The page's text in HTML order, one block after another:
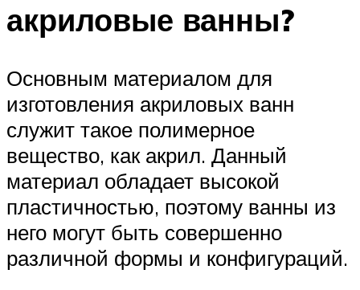
акриловые ванны?
Основным материалом для
изготовления акриловых ванн
служит такое полимерное
вещество, как акрил. Данный
материал обладает высокой
пластичностью, поэтому ванны из
него могут быть совершенно
различной формы и конфигураций.